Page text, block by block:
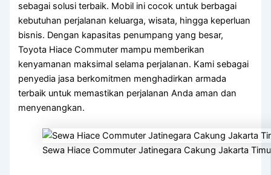
sebagai solusi terbaik. Mobil ini cocok untuk berbagai
kebutuhan perjalanan keluarga, wisata, hingga keperluan
bisnis. Dengan kapasitas penumpang yang besar,
Toyota Hiace Commuter mampu memberikan
kenyamanan maksimal selama perjalanan. Kami sebagai
penyedia jasa berkomitmen menghadirkan armada
terbaik untuk memastikan perjalanan Anda aman dan
menyenangkan.
Sewa Hiace Commuter Jatinegara Cakung Jakarta